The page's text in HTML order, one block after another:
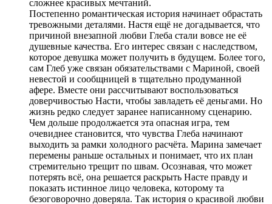
сложнее красивых мечтаний.
Постепенно романтическая история начинает обрастать
тревожными деталями. Настя ещё не догадывается, что
причиной внезапной любви Глеба стали вовсе не её
душевные качества. Его интерес связан с наследством,
которое девушка может получить в будущем. Более того,
сам Глеб уже связан обязательствами с Мариной, своей
невестой и сообщницей в тщательно продуманной
афере. Вместе они рассчитывают воспользоваться
доверчивостью Насти, чтобы завладеть её деньгами. Но
жизнь редко следует заранее написанному сценарию.
Чем дольше продолжается эта опасная игра, тем
очевиднее становится, что чувства Глеба начинают
выходить за рамки холодного расчёта. Марина замечает
перемены раньше остальных и понимает, что их план
стремительно трещит по швам. Осознавая, что может
потерять всё, она решается раскрыть Насте правду и
показать истинное лицо человека, которому та
безоговорочно доверяла. Так история о красивой любви